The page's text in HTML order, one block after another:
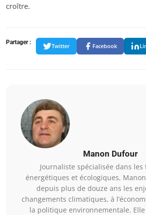
croître.
Partager :
Twitter Facebook
Manon Dufour
Journaliste spécialisée dans
énergétiques et écologiques,
depuis plus de douze ans les
changements climatiques, à
la politique environnementale.